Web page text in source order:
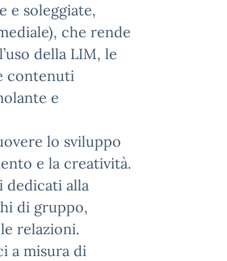
e soleggiate,
che rende
della LIM, le
contenuti
e
lo sviluppo
e la creatività.
dedicati alla
di gruppo,
relazioni.
a misura di